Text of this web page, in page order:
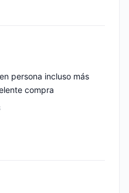
persona incluso más
compra